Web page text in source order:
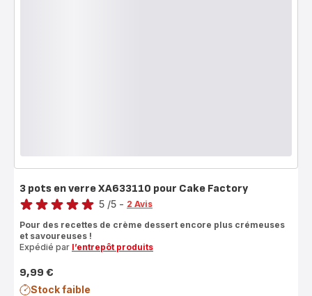
3 pots en verre XA633110 pour Cake Factory
Note
5
étoiles
5 /5 - 2 Avis
Pour des recettes de crème dessert encore plus crémeuses
et savoureuses !
Expédié par l’entrepôt produits
Prix
9,99 €
Stock faible